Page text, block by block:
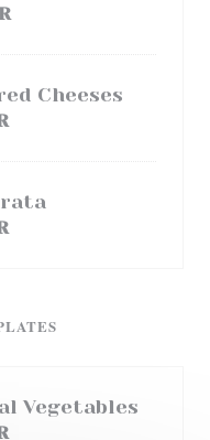
Cheeses
Vegetables